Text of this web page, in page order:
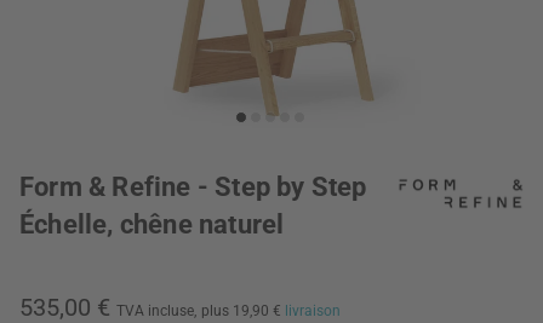
Form & Refine - Step by Step
Échelle, chêne naturel
535,00 € TVA incluse, plus 19,90 € livraison